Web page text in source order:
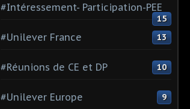
#Intéressement- Participation-PEE
15
#Unilever France 13
#Réunions de CE et DP 10
#Unilever Europe 9